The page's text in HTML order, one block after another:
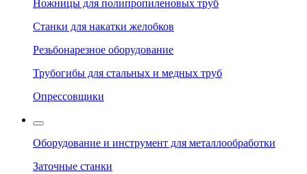
Ножницы для полипропиленовых труб
Станки для накатки желобков
Резьбонарезное оборудование
Трубогибы для стальных и медных труб
Опрессовщики
Оборудование и инструмент для металлообработки
Заточные станки